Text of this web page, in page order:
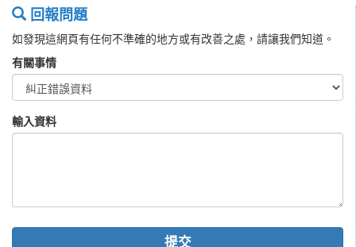
回報問題
如發現這網頁有任何不準確的地方或有改善之處，請讓我們知道。
有關事情
輸入資料
提交